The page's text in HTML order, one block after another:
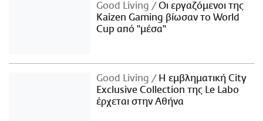
Good Living
Οι εργαζόμενοι της
Kaizen Gaming βίωσαν το World
Cup από "μέσα"
Good Living
Η εμβληματική City
Exclusive Collection της Le Labo
έρχεται στην Αθήνα